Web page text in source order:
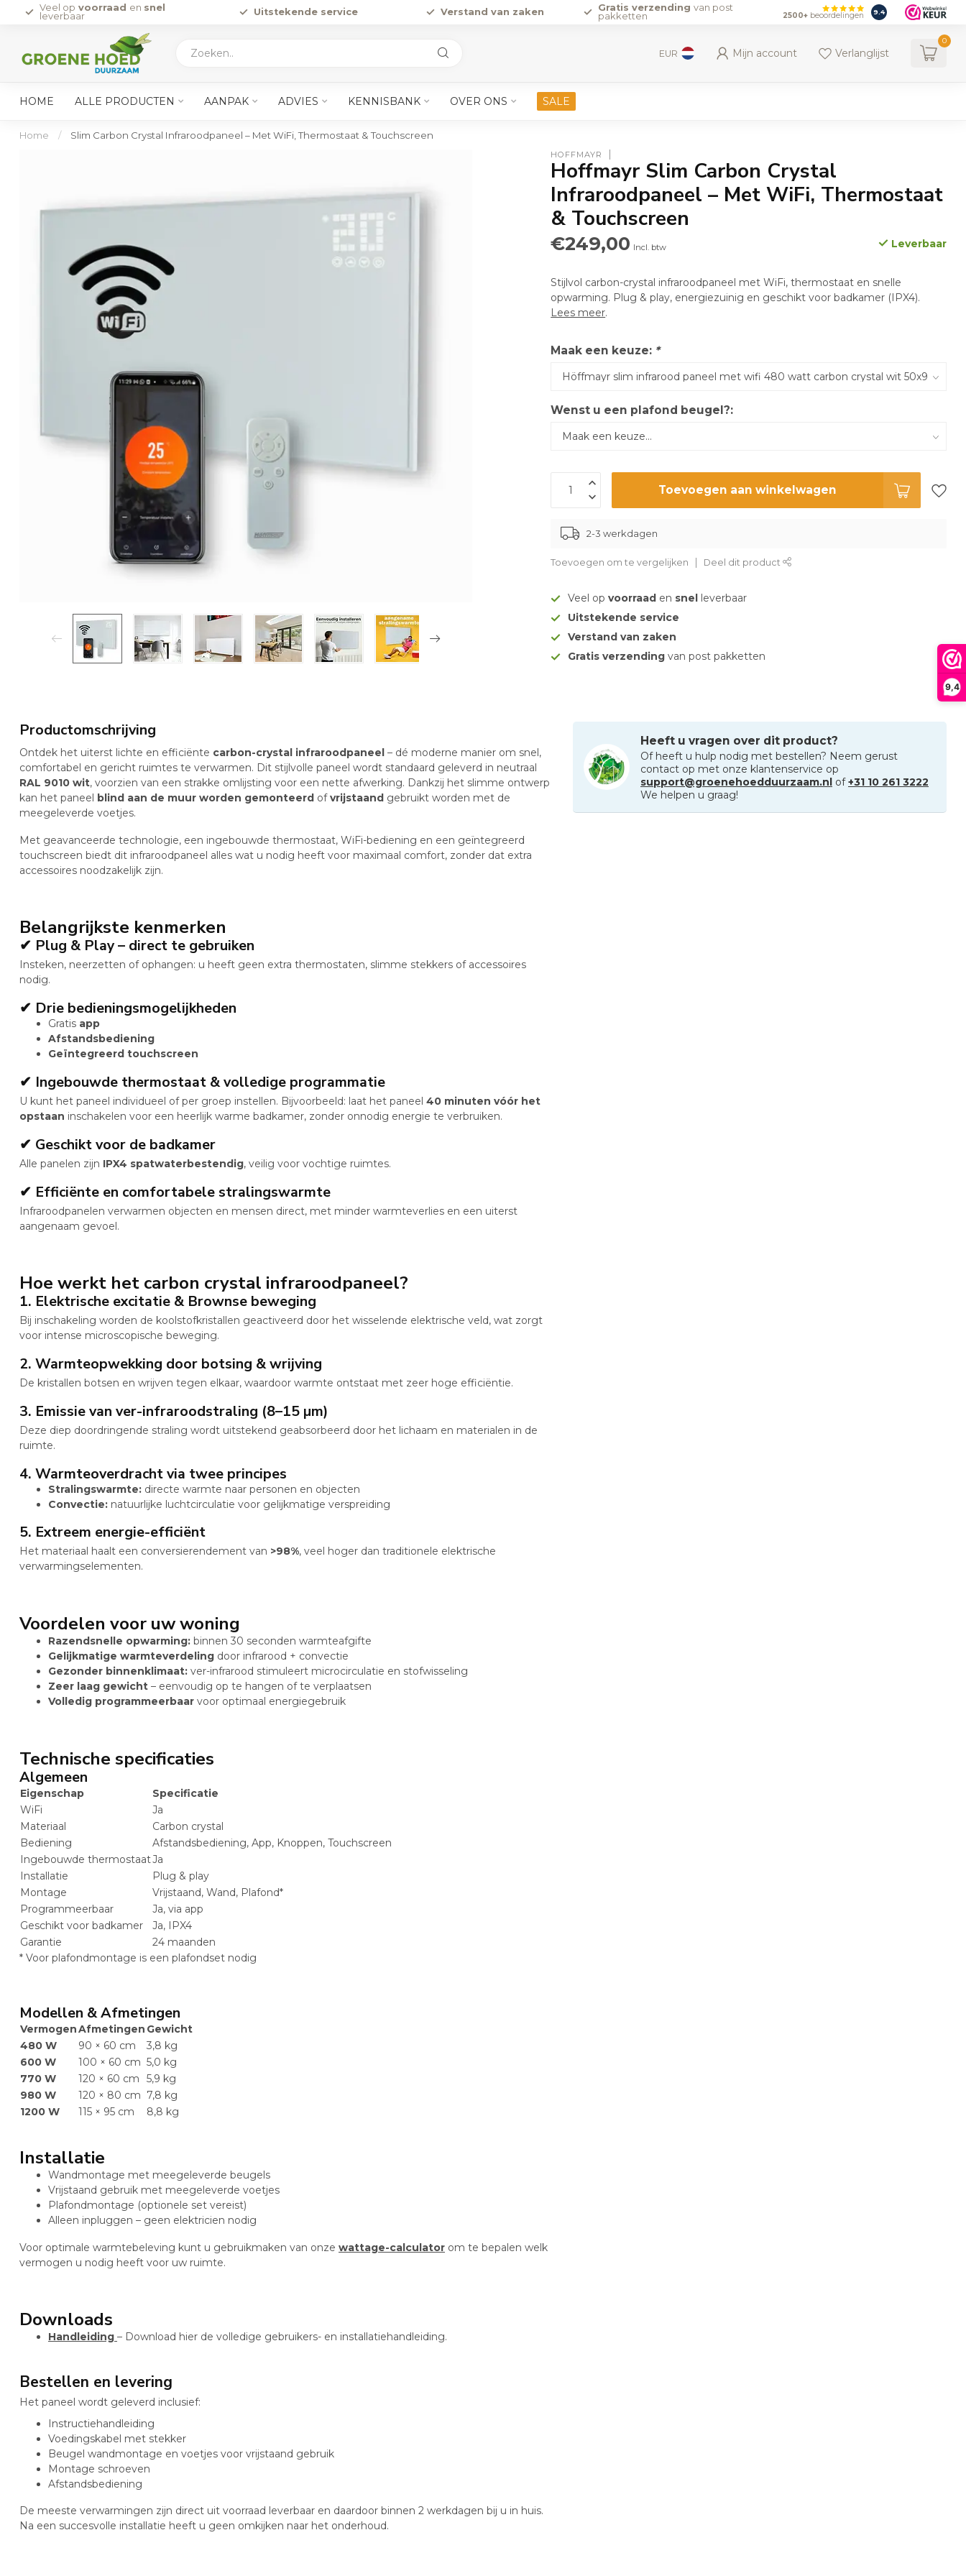
9,4
Veel op voorraad en snel
leverbaar
Uitstekende service Verstand van zaken Gratis verzending van post
pakketten
2500+ beoordelingen 9.4
EUR Mijn account Verlanglijst
0
HOME ALLE PRODUCTEN AANPAK ADVIES KENNISBANK OVER ONS SALE
Home / Slim Carbon Crystal Infraroodpaneel – Met WiFi, Thermostaat & Touchscreen
HOFFMAYR
Hoffmayr Slim Carbon Crystal
Infraroodpaneel – Met WiFi, Thermostaat
& Touchscreen
€249,00 Incl. btw Leverbaar
Stijlvol carbon-crystal infraroodpaneel met WiFi, thermostaat en snelle
opwarming. Plug & play, energiezuinig en geschikt voor badkamer (IPX4).
Lees meer.
Maak een keuze: *
Wenst u een plafond beugel?:
Toevoegen aan winkelwagen
2-3 werkdagen
Toevoegen om te vergelijken Deel dit product
Veel op voorraad en snel leverbaar
Uitstekende service
Verstand van zaken
Gratis verzendingvan post pakketten
Productomschrijving
Ontdek het uiterst lichte en efficiënte carbon-crystal infraroodpaneel – dé moderne manier om snel,
comfortabel en gericht ruimtes te verwarmen. Dit stijlvolle paneel wordt standaard geleverd in neutraal
RAL 9010 wit, voorzien van een strakke omlijsting voor een nette afwerking. Dankzij het slimme ontwerp
kan het paneel blind aan de muur worden gemonteerd ofvrijstaand gebruikt worden met de
meegeleverde voetjes.
Met geavanceerde technologie, een ingebouwde thermostaat, WiFi-bediening en een geïntegreerd
touchscreen biedt dit infraroodpaneel alles wat u nodig heeft voor maximaal comfort, zonder dat extra
accessoires noodzakelijk zijn.
Belangrijkste kenmerken
✔ Plug & Play – direct te gebruiken
Insteken, neerzetten of ophangen: u heeft geen extra thermostaten, slimme stekkers of accessoires
nodig.
✔ Drie bedieningsmogelijkheden
Gratis app
Afstandsbediening
Geïntegreerd touchscreen
✔ Ingebouwde thermostaat & volledige programmatie
U kunt het paneel individueel of per groep instellen. Bijvoorbeeld: laat het paneel 40 minuten vóór het
opstaan inschakelen voor een heerlijk warme badkamer, zonder onnodig energie te verbruiken.
✔ Geschikt voor de badkamer
Alle panelen zijn IPX4 spatwaterbestendig, veilig voor vochtige ruimtes.
✔ Efficiënte en comfortabele stralingswarmte
Infraroodpanelen verwarmen objecten en mensen direct, met minder warmteverlies en een uiterst
aangenaam gevoel.
Hoe werkt het carbon crystal infraroodpaneel?
1. Elektrische excitatie & Brownse beweging
Bij inschakeling worden de koolstofkristallen geactiveerd door het wisselende elektrische veld, wat zorgt
voor intense microscopische beweging.
2. Warmteopwekking door botsing & wrijving
De kristallen botsen en wrijven tegen elkaar, waardoor warmte ontstaat met zeer hoge efficiëntie.
3. Emissie van ver-infraroodstraling (8–15 µm)
Deze diep doordringende straling wordt uitstekend geabsorbeerd door het lichaam en materialen in de
ruimte.
4. Warmteoverdracht via twee principes
Stralingswarmte: directe warmte naar personen en objecten
Convectie: natuurlijke luchtcirculatie voor gelijkmatige verspreiding
5. Extreem energie-efficiënt
Het materiaal haalt een conversierendement van >98%, veel hoger dan traditionele elektrische
verwarmingselementen.
Voordelen voor uw woning
Razendsnelle opwarming: binnen 30 seconden warmteafgifte
Gelijkmatige warmteverdeling door infrarood + convectie
Gezonder binnenklimaat: ver-infrarood stimuleert microcirculatie en stofwisseling
Zeer laag gewicht – eenvoudig op te hangen of te verplaatsen
Volledig programmeerbaar voor optimaal energiegebruik
Technische specificaties
Algemeen
Eigenschap
Specificatie
WiFi
Ja
Materiaal
Carbon crystal
Bediening
Afstandsbediening, App, Knoppen, Touchscreen
Ingebouwde thermostaatJa
Installatie
Plug & play
Montage
Vrijstaand, Wand, Plafond*
Programmeerbaar
Ja, via app
Geschikt voor badkamer
Ja, IPX4
Garantie
24 maanden
* Voor plafondmontage is een plafondset nodig
Modellen & Afmetingen
VermogenAfmetingen Gewicht
480 W
90 × 60 cm
3,8 kg
600 W
100 × 60 cm 5,0 kg
770 W
120 × 60 cm
5,9 kg
980 W
120 × 80 cm 7,8 kg
1200 W
115 × 95 cm 8,8 kg
Installatie
Wandmontage met meegeleverde beugels
Vrijstaand gebruik met meegeleverde voetjes
Plafondmontage (optionele set vereist)
Alleen inpluggen – geen elektricien nodig
Voor optimale warmtebeleving kunt u gebruikmaken van onze wattage-calculator om te bepalen welk
vermogen u nodig heeft voor uw ruimte.
Downloads
Handleiding – Download hier de volledige gebruikers- en installatiehandleiding.
Bestellen en levering
Het paneel wordt geleverd inclusief:
Instructiehandleiding
Voedingskabel met stekker
Beugel wandmontage en voetjes voor vrijstaand gebruik
Montage schroeven
Afstandsbediening
De meeste verwarmingen zijn direct uit voorraad leverbaar en daardoor binnen 2 werkdagen bij u in huis.
Na een succesvolle installatie heeft u geen omkijken naar het onderhoud.
Heeft u vragen over dit product?
Of heeft u hulp nodig met bestellen? Neem gerust
contact op met onze klantenservice op
support@groenehoedduurzaam.nl of+31 10 261 3222
We helpen u graag!